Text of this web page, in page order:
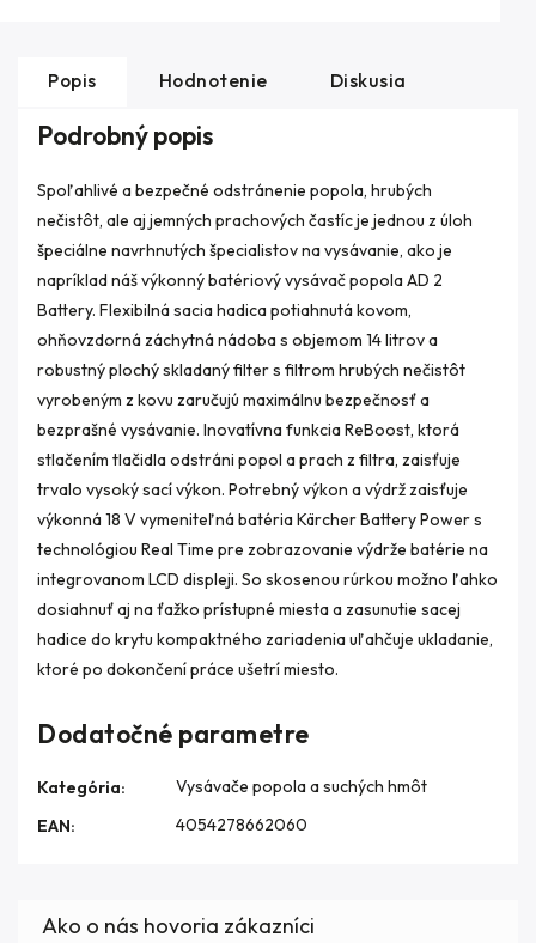
Popis Hodnotenie Diskusia
Podrobný popis
Spoľahlivé a bezpečné odstránenie popola, hrubých
nečistôt, ale aj jemných prachových častíc je jednou z úloh
špeciálne navrhnutých špecialistov na vysávanie, ako je
napríklad náš výkonný batériový vysávač popola AD 2
Battery. Flexibilná sacia hadica potiahnutá kovom,
ohňovzdorná záchytná nádoba s objemom 14 litrov a
robustný plochý skladaný filter s filtrom hrubých nečistôt
vyrobeným z kovu zaručujú maximálnu bezpečnosť a
bezprašné vysávanie. Inovatívna funkcia ReBoost, ktorá
stlačením tlačidla odstráni popol a prach z filtra, zaisťuje
trvalo vysoký sací výkon. Potrebný výkon a výdrž zaisťuje
výkonná 18 V vymeniteľná batéria Kärcher Battery Power s
technológiou Real Time pre zobrazovanie výdrže batérie na
integrovanom LCD displeji. So skosenou rúrkou možno ľahko
dosiahnuť aj na ťažko prístupné miesta a zasunutie sacej
hadice do krytu kompaktného zariadenia uľahčuje ukladanie,
ktoré po dokončení práce ušetrí miesto.
Dodatočné parametre
Kategória:
Vysávače popola a suchých hmôt
EAN: 4054278662060